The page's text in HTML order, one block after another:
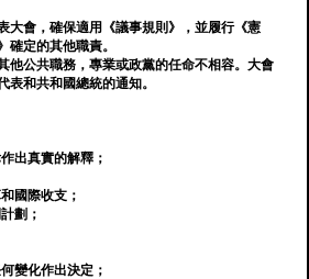
大會，確保適用《議事規則》，並履行《憲
確定的其他職責。
他公共職務，專業或政黨的任命不相容。大會
表和共和國總統的通知。
出真實的解釋；
國際收支；
劃；
變化作出決定；